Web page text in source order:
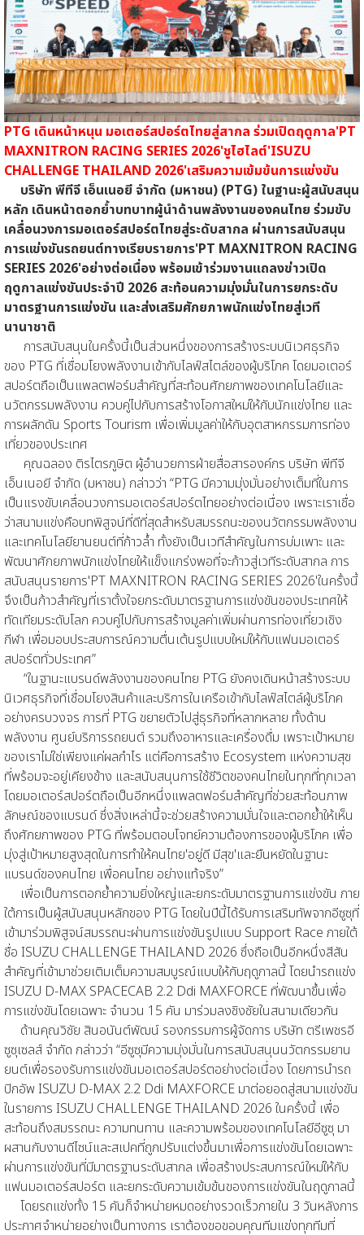
PTG เดินหน้าหนุน มอเตอร์สปอร์ตไทยสู่สากล ร่วมเปิดฤดูกาล'PT
MAXNITRON RACING SERIES 2026'ชูไฮไลต์'ISUZU
CHALLENGE THAILAND 2026'เสริมความเข้มข้นการแข่งขัน
บริษัท พีทีจี เอ็นเนอยี จำกัด (มหาชน) (PTG) ในฐานะผู้สนับสนุน
หลัก เดินหน้าตอกย้ำบทบาทผู้นำด้านพลังงานของคนไทย ร่วมขับ
เคลื่อนวงการมอเตอร์สปอร์ตไทยสู่ระดับสากล ผ่านการสนับสนุน
การแข่งขันรถยนต์ทางเรียบรายการ'PT MAXNITRON RACING
SERIES 2026'อย่างต่อเนื่อง พร้อมเข้าร่วมงานแถลงข่าวเปิด
ฤดูกาลแข่งขันประจำปี 2026 สะท้อนความมุ่งมั่นในการยกระดับ
มาตรฐานการแข่งขัน และส่งเสริมศักยภาพนักแข่งไทยสู่เวที
นานาชาติ
การสนับสนุนในครั้งนี้เป็นส่วนหนึ่งของการสร้างระบบนิเวศธุรกิจ
ของ PTG ที่เชื่อมโยงพลังงานเข้ากับไลฟ์สไตล์ของผู้บริโภค โดยมอเตอร์
สปอร์ตถือเป็นแพลตฟอร์มสำคัญที่สะท้อนศักยภาพของเทคโนโลยีและ
นวัตกรรมพลังงาน ควบคู่ไปกับการสร้างโอกาสใหม่ให้กับนักแข่งไทย และ
การผลักดัน Sports Tourism เพื่อเพิ่มมูลค่าให้กับอุตสาหกรรมการท่อง
เที่ยวของประเทศ
คุณฉลอง ติรไตรภูษิต ผู้อำนวยการฝ่ายสื่อสารองค์กร บริษัท พีทีจี
เอ็นเนอยี จำกัด (มหาชน) กล่าวว่า “PTG มีความมุ่งมั่นอย่างเต็มที่ในการ
เป็นแรงขับเคลื่อนวงการมอเตอร์สปอร์ตไทยอย่างต่อเนื่อง เพราะเราเชื่อ
ว่าสนามแข่งคือบทพิสูจน์ที่ดีที่สุดสำหรับสมรรถนะของนวัตกรรมพลังงาน
และเทคโนโลยียานยนต์ที่ก้าวล้ำ ทั้งยังเป็นเวทีสำคัญในการบ่มเพาะ และ
พัฒนาศักยภาพนักแข่งไทยให้แข็งแกร่งพอที่จะก้าวสู่เวทีระดับสากล การ
สนับสนุนรายการ'PT MAXNITRON RACING SERIES 2026'ในครั้งนี้
จึงเป็นก้าวสำคัญที่เราตั้งใจยกระดับมาตรฐานการแข่งขันของประเทศให้
ทัดเทียมระดับโลก ควบคู่ไปกับการสร้างมูลค่าเพิ่มผ่านการท่องเที่ยวเชิง
กีฬา เพื่อมอบประสบการณ์ความตื่นเต้นรูปแบบใหม่ให้กับแฟนมอเตอร์
สปอร์ตทั่วประเทศ”
“ในฐานะแบรนด์พลังงานของคนไทย PTG ยังคงเดินหน้าสร้างระบบ
นิเวศธุรกิจที่เชื่อมโยงสินค้าและบริการในเครือเข้ากับไลฟ์สไตล์ผู้บริโภค
อย่างครบวงจร การที่ PTG ขยายตัวไปสู่ธุรกิจที่หลากหลาย ทั้งด้าน
พลังงาน ศูนย์บริการรถยนต์ รวมถึงอาหารและเครื่องดื่ม เพราะเป้าหมาย
ของเราไม่ใช่เพียงแค่ผลกำไร แต่คือการสร้าง Ecosystem แห่งความสุข
ที่พร้อมจะอยู่เคียงข้าง และสนับสนุนการใช้ชีวิตของคนไทยในทุกที่ทุกเวลา
โดยมอเตอร์สปอร์ตถือเป็นอีกหนึ่งแพลตฟอร์มสำคัญที่ช่วยสะท้อนภาพ
ลักษณ์ของแบรนด์ ซึ่งสิ่งเหล่านี้จะช่วยสร้างความมั่นใจและตอกย้ำให้เห็น
ถึงศักยภาพของ PTG ที่พร้อมตอบโจทย์ความต้องการของผู้บริโภค เพื่อ
มุ่งสู่เป้าหมายสูงสุดในการทำให้คนไทย'อยู่ดี มีสุข'และยืนหยัดในฐานะ
แบรนด์ของคนไทย เพื่อคนไทย อย่างแท้จริง”
เพื่อเป็นการตอกย้ำความยิ่งใหญ่และยกระดับมาตรฐานการแข่งขัน ภาย
ใต้การเป็นผู้สนับสนุนหลักของ PTG โดยในปีนี้ได้รับการเสริมทัพจากอีซูซุที่
เข้ามาร่วมพิสูจน์สมรรถนะผ่านการแข่งขันรูปแบบ Support Race ภายใต้
ชื่อ ISUZU CHALLENGE THAILAND 2026 ซึ่งถือเป็นอีกหนึ่งสีสัน
สำคัญที่เข้ามาช่วยเติมเต็มความสมบูรณ์แบบให้กับฤดูกาลนี้ โดยนำรถแข่ง
ISUZU D-MAX SPACECAB 2.2 Ddi MAXFORCE ที่พัฒนาขึ้นเพื่อ
การแข่งขันโดยเฉพาะ จำนวน 15 คัน มาร่วมลงชิงชัยในสนามเดียวกัน
ด้านคุณวิชัย สินอนันต์พัฒน์ รองกรรมการผู้จัดการ บริษัท ตรีเพชรอี
ซูซุเซลส์ จำกัด กล่าวว่า “อีซูซุมีความมุ่งมั่นในการสนับสนุนนวัตกรรมยาน
ยนต์เพื่อรองรับการแข่งขันมอเตอร์สปอร์ตอย่างต่อเนื่อง โดยการนำรถ
ปิกอัพ ISUZU D-MAX 2.2 Ddi MAXFORCE มาต่อยอดสู่สนามแข่งขัน
ในรายการ ISUZU CHALLENGE THAILAND 2026 ในครั้งนี้ เพื่อ
สะท้อนถึงสมรรถนะ ความทนทาน และความพร้อมของเทคโนโลยีอีซูซุ มา
ผสานกับงานดีไซน์และสเปคที่ถูกปรับแต่งขึ้นมาเพื่อการแข่งขันโดยเฉพาะ
ผ่านการแข่งขันที่มีมาตรฐานระดับสากล เพื่อสร้างประสบการณ์ใหม่ให้กับ
แฟนมอเตอร์สปอร์ต และยกระดับความเข้มข้นของการแข่งขันในฤดูกาลนี้
โดยรถแข่งทั้ง 15 คันก็จำหน่ายหมดอย่างรวดเร็วภายใน 3 วันหลังการ
ประกาศจำหน่ายอย่างเป็นทางการ เราต้องขอขอบคุณทีมแข่งทุกทีมที่